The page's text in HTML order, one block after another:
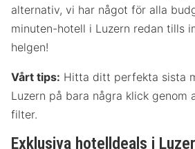
alternativ, vi har något för alla
minuten-hotell i Luzern redan tills
helgen!
Vårt tips: Hitta ditt perfekta sista
Luzern på bara några klick genom
filter.
Exklusiva hotelldeals i